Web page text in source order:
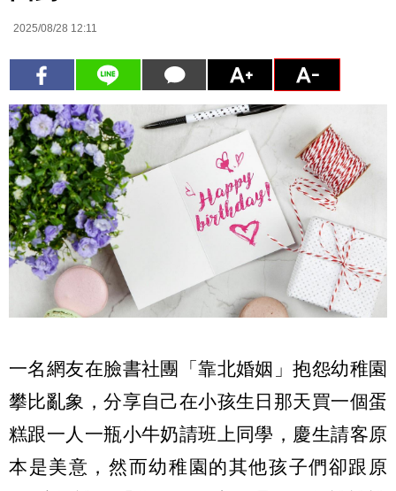
2025/08/28 12:11
一名網友在臉書社團「靠北婚姻」抱怨幼稚園
攀比亂象，分享自己在小孩生日那天買一個蛋
糕跟一人一瓶小牛奶請班上同學，慶生請客原
本是美意，然而幼稚園的其他孩子們卻跟原